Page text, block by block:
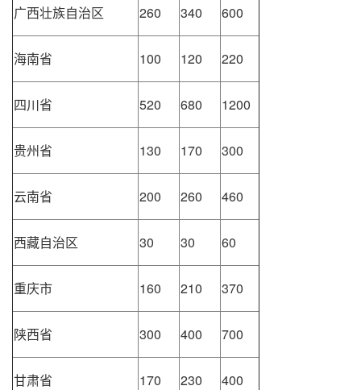
广西壮族自治区 260 340 600
海南省 100 120 220
四川省 520 680 1200
贵州省 130 170 300
云南省 200 260 460
西藏自治区 30 30 60
重庆市 160 210 370
陕西省 300 400 700
甘肃省 170 230 400